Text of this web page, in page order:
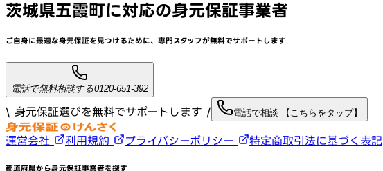
茨城県五霞町に対応の身元保証事業者
ご自身に最適な身元保証を見つけるために、 専門スタッフが無料でサポートします
電話で無料相談する0120-651-392
\ 身元保証選びを無料でサポートします / 電話で相談 【こちらをタップ】
運営会社 利用規約 プライバシーポリシー 特定商取引法に基づく表記
都道府県から身元保証事業者を探す